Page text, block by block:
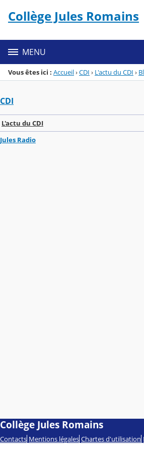
Menu de la rubrique
Contenu
Collège Jules Romains
MENU
Vous êtes ici : Accueil›CDI › L'actu du CDI ›
CDI
L'actu du CDI
Jules Radio
Collège Jules Romains
Contacts Mentions légales Chartes d'utilisation